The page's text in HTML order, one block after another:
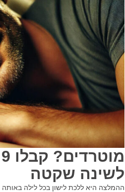
לשינה שקטה
ההמלצה היא ללכת לישון בכל לילה באותה